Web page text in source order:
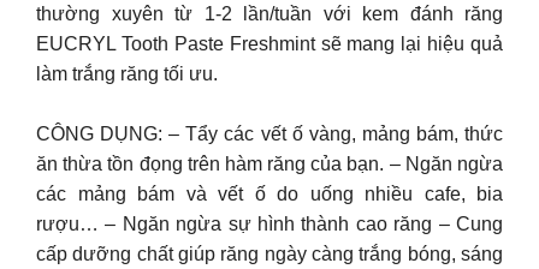
thường xuyên từ 1-2 lần/tuần với kem đánh răng
EUCRYL Tooth Paste Freshmint sẽ mang lại hiệu quả
làm trắng răng tối ưu.
CÔNG DỤNG: – Tẩy các vết ố vàng, mảng bám, thức
ăn thừa tồn đọng trên hàm răng của bạn. – Ngăn ngừa
các mảng bám và vết ố do uống nhiều cafe, bia
rượu… – Ngăn ngừa sự hình thành cao răng – Cung
cấp dưỡng chất giúp răng ngày càng trắng bóng, sáng